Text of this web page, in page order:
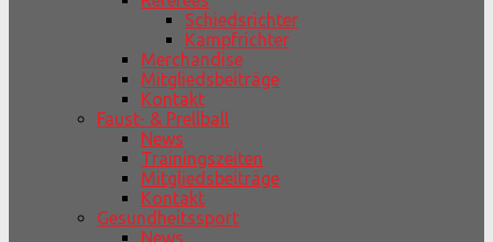
Schiedsrichter
Kampfrichter
Merchandise
Mitgliedsbeiträge
Kontakt
Faust- & Prellball
News
Trainingszeiten
Mitgliedsbeiträge
Kontakt
Gesundheitssport
News